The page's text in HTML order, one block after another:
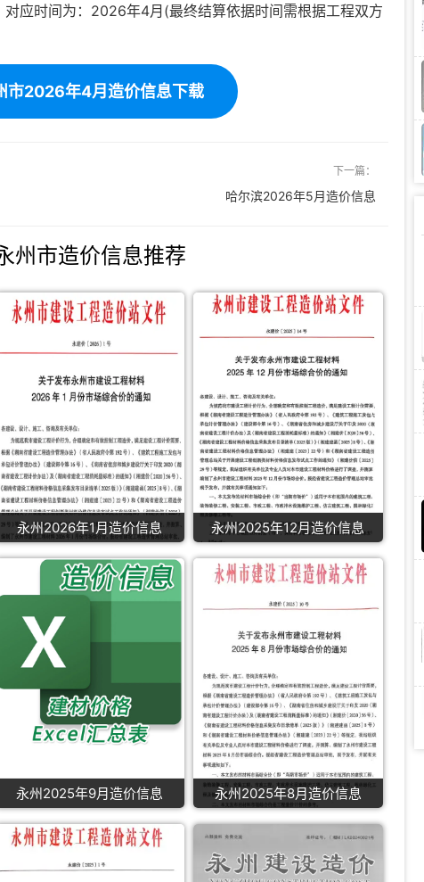
应时间为：2026年4月(最终结算依据时间需根据工程双方
市2026年4月造价信息下载
下一篇：
哈尔滨2026年5月造价信息
州市造价信息推荐
永州2026年1月造价信息 永州2025年12月造价信息
永州2025年9月造价信息 永州2025年8月造价信息